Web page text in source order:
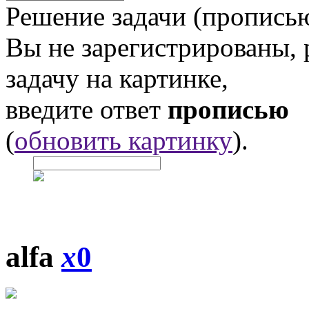
Решение задачи
Вы не
задачу на картинке,
введите ответ прописью
(обновить картинку).
alfax0